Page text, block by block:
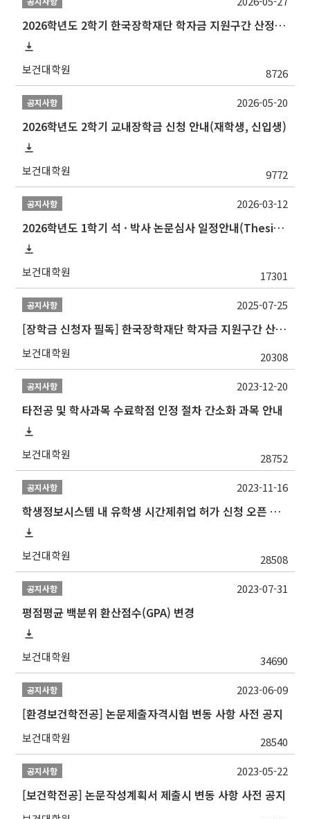
2026학년도 2학기 한국장학재단 학자금 지원구간 산정 신청 안내
보건대학원 8726
공지사항
2026학년도 2학기 교내장학금 신청 안내(재학생, 신입생)
보건대학원 9772
2026-05-20
공지사항
2026학년도 1학기 석 · 박사 논문심사 일정안내(Thesis Defense Schedules)
보건대학원 17301
2026-03-12
공지사항
[장학금 신청자 필독] 한국장학재단 학자금 지원구간 산정 권고
보건대학원 20308
2025-07-25
공지사항
타전공 및 학사과목 수료학점 인정 절차 간소화 과목 안내
보건대학원 28752
2023-12-20
공지사항
학생정보시스템 내 유학생 시간제취업 허가 신청 오픈 안내
보건대학원 28508
2023-11-16
공지사항
평점평균 백분위 환산점수(GPA) 변경
보건대학원 34690
2023-07-31
공지사항
[환경보건학전공] 논문제출자격시험 변동 사항 사전 공지
보건대학원 28540
2023-06-09
공지사항
[보건학전공] 논문작성계획서 제출시 변동 사항 사전 공지
2023-05-22